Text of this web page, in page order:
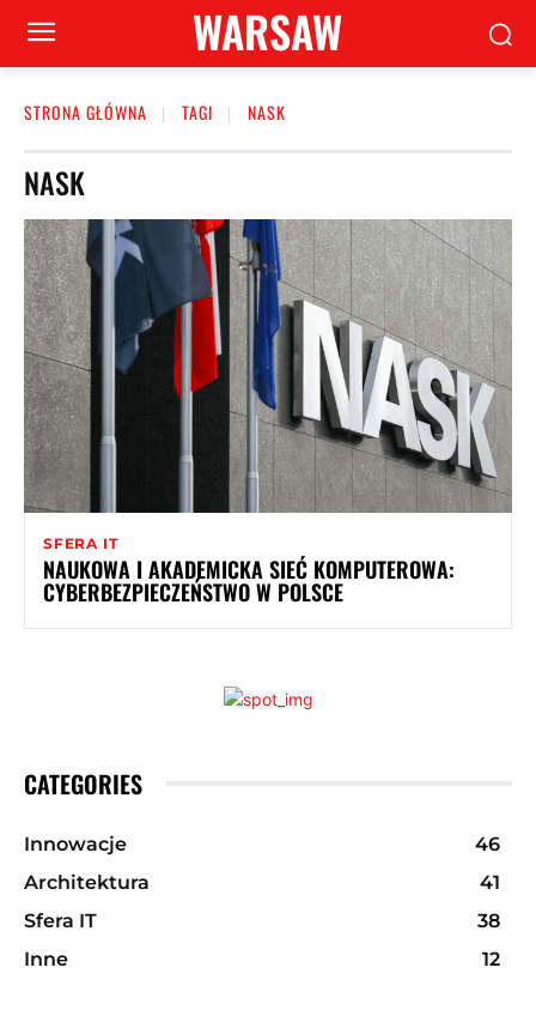
WARSAW
STRONA GŁÓWNA TAGI NASK
NASK
SFERA IT
NAUKOWA I AKADEMICKA SIEĆ KOMPUTEROWA:
CYBERBEZPIECZEŃSTWO W POLSCE
CATEGORIES
Innowacje
46
Architektura
41
Sfera IT
38
Inne
12